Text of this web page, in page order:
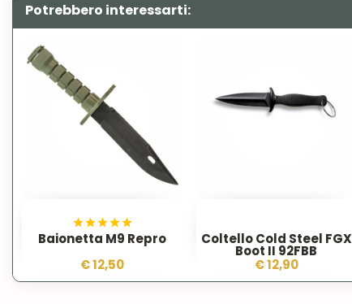
Potrebbero interessarti:
Baionetta M9 Repro
€ 12,50
Coltello Cold Steel FGX
Boot II 92FBB
€ 12,90